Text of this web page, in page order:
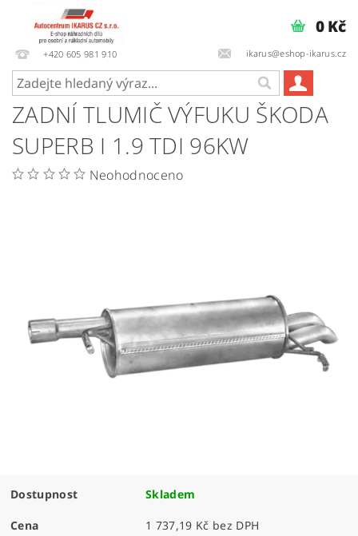
+420 605 981 910 ikarus@eshop-ikarus.cz
0 Kč
ZADNÍ TLUMIČ VÝFUKU ŠKODA
SUPERB I 1.9 TDI 96KW
Neohodnoceno
Dostupnost Skladem
Cena 1 737,19 Kč bez DPH